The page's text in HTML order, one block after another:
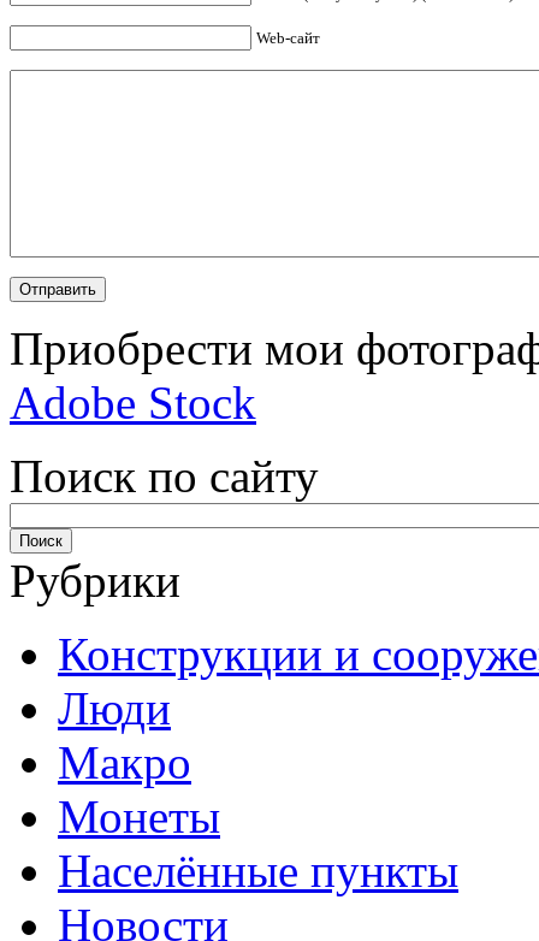
Web-сайт
Приобрести мои
Adobe Stock
Поиск по сайту
Рубрики
Конструкции и
Люди
Макро
Монеты
Населённые пункты
Новости